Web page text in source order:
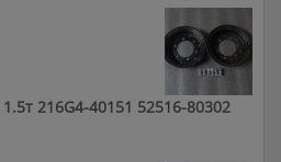
216G4-40151 52516-80302